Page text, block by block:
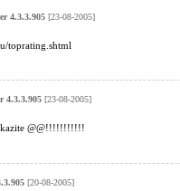
4.3.3.905[23-08-2005]
toprating.shtml
4.3.3.905[23-08-2005]
@@!!!!!!!!!!!
[20-08-2005]